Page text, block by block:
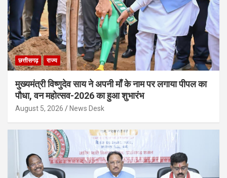
छत्तीसगढ़ राज्य
मुख्यमंत्री विष्णुदेव साय ने अपनी माँ के नाम पर लगाया पीपल का
पौधा, वन महोत्सव-2026 का हुआ शुभारंभ
August 5, 2026 News Desk